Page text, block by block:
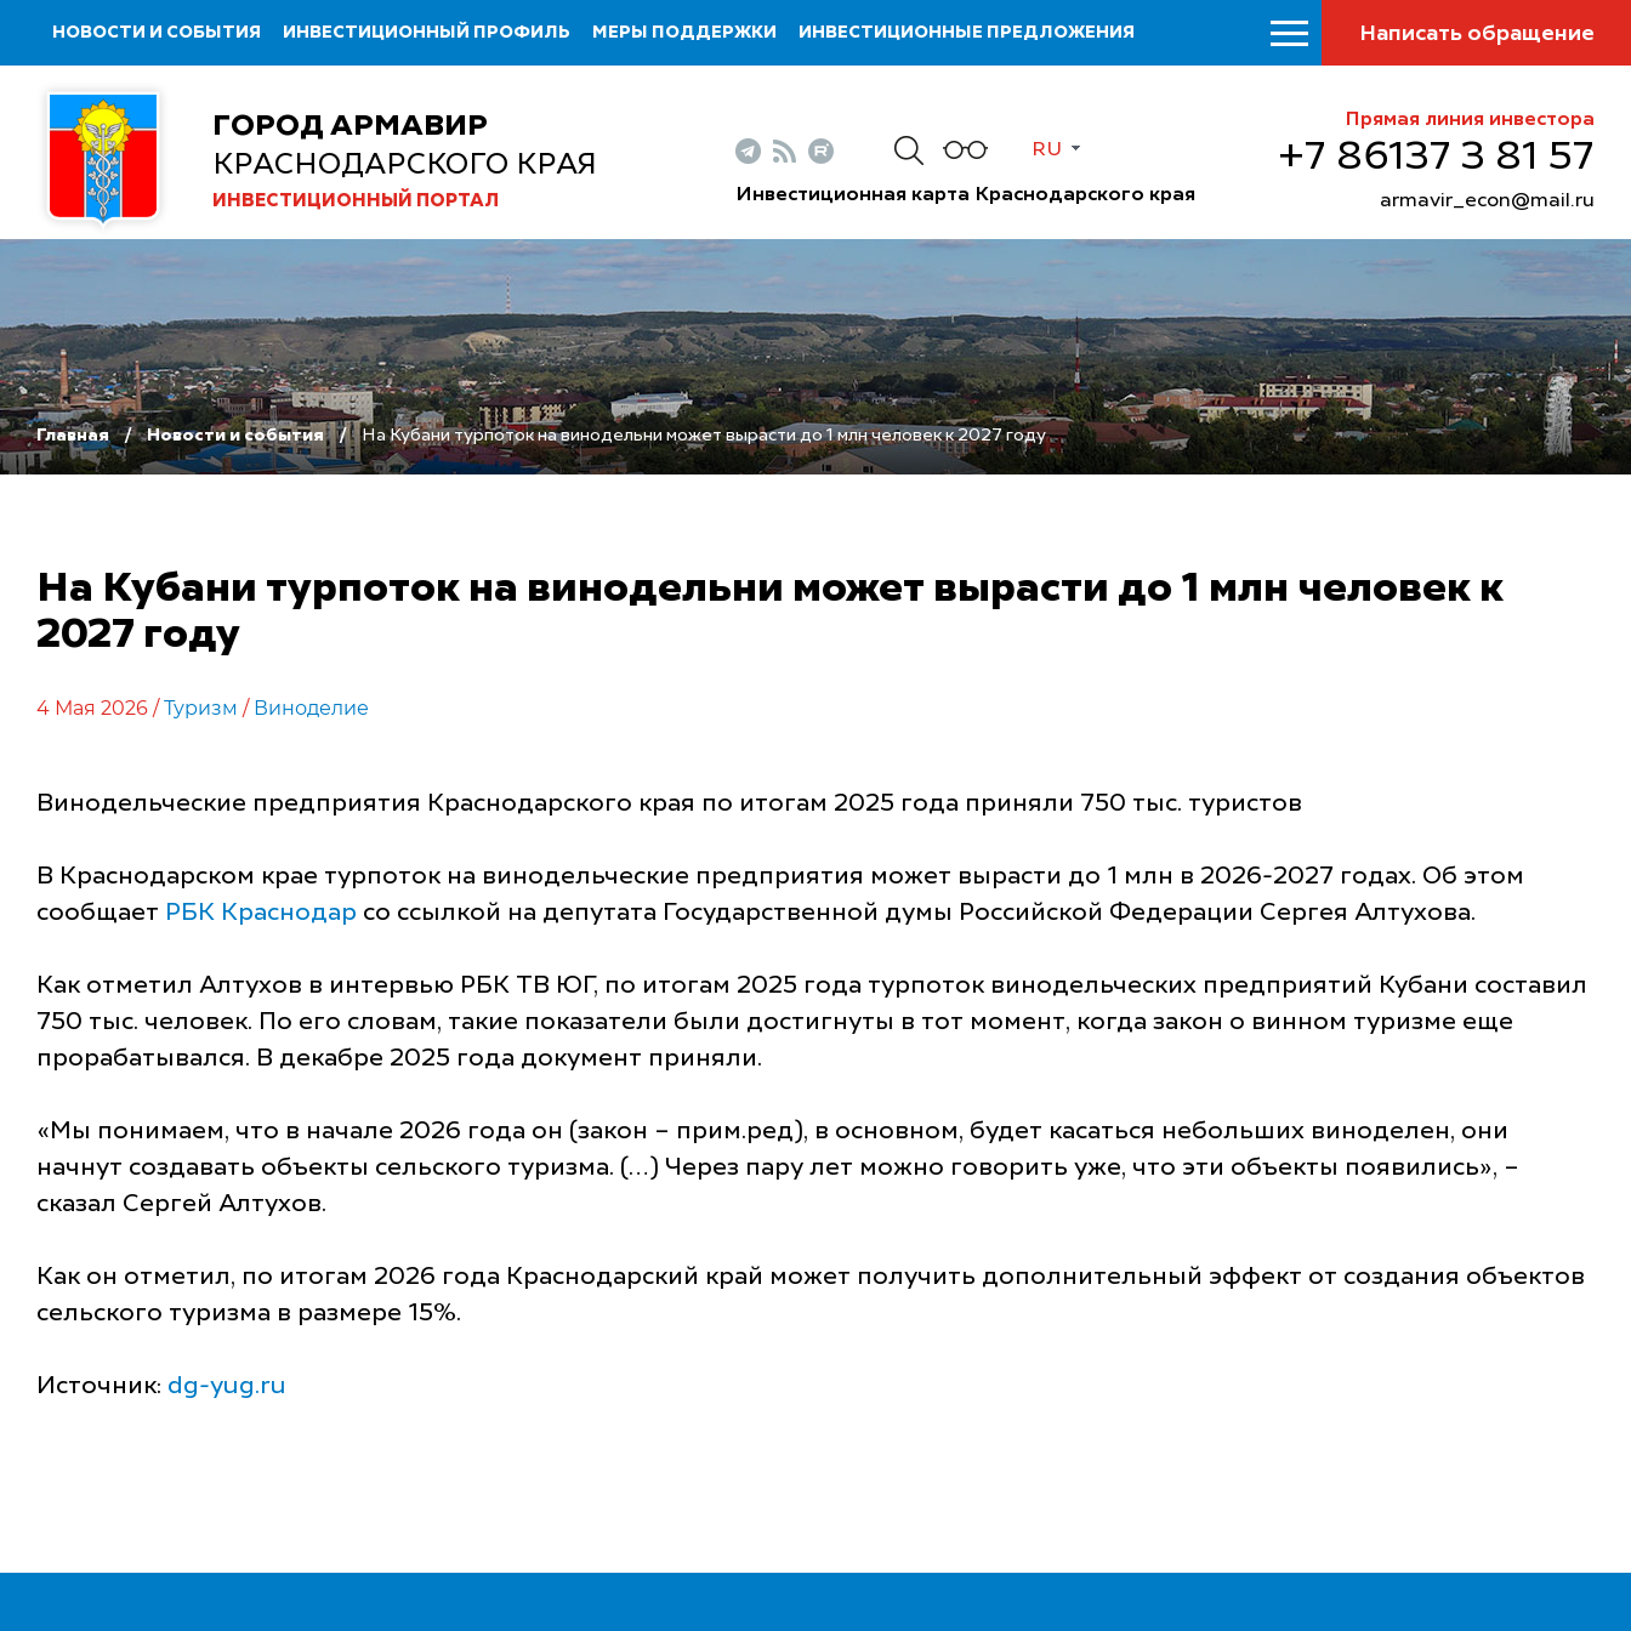
НОВОСТИ И СОБЫТИЯ ИНВЕСТИЦИОННЫЙ ПРОФИЛЬ МЕРЫ ПОДДЕРЖКИ ИНВЕСТИЦИОННЫЕ ПРЕДЛОЖЕНИЯ Написать обращение
ГОРОД АРМАВИР
КРАСНОДАРСКОГО КРАЯ
ИНВЕСТИЦИОННЫЙ ПОРТАЛ
RU
Инвестиционная карта Краснодарского края
Прямая линия инвестора
+7 86137 3 81 57
armavir_econ@mail.ru
Главная Новости и события На Кубани турпоток на винодельни может вырасти до 1 млн человек к 2027 году
На Кубани турпоток на винодельни может вырасти до 1 млн человек к
2027 году
4 Мая 2026 / Туризм / Виноделие
Винодельческие предприятия Краснодарского края по итогам 2025 года приняли 750 тыс. туристов
В Краснодарском крае турпоток на винодельческие предприятия может вырасти до 1 млн в 2026-2027 годах. Об этом
сообщает РБК Краснодар со ссылкой на депутата Государственной думы Российской Федерации Сергея Алтухова.
Как отметил Алтухов в интервью РБК ТВ ЮГ, по итогам 2025 года турпоток винодельческих предприятий Кубани составил
750 тыс. человек. По его словам, такие показатели были достигнуты в тот момент, когда закон о винном туризме еще
прорабатывался. В декабре 2025 года документ приняли.
«Мы понимаем, что в начале 2026 года он (закон – прим.ред), в основном, будет касаться небольших виноделен, они
начнут создавать объекты сельского туризма. (…) Через пару лет можно говорить уже, что эти объекты появились», –
сказал Сергей Алтухов.
Как он отметил, по итогам 2026 года Краснодарский край может получить дополнительный эффект от создания объектов
сельского туризма в размере 15%.
Источник: dg-yug.ru